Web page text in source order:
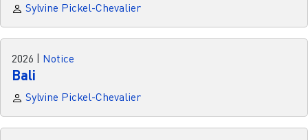
Sylvine Pickel-Chevalier
2026 Notice
Bali
Sylvine Pickel-Chevalier